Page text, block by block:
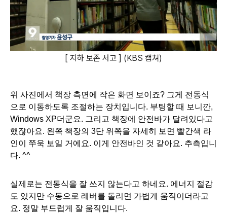
[ 지하 보존 서고 ] (KBS 캡쳐)
위 사진에서 책장 측면에 작은 화면 보이죠? 그게 전동식
으로 이동하도록 조절하는 장치입니다. 부팅할 때 보니깐,
Windows XP더군요. 그리고 책장에 안전바가 달려있다고
했잖아요. 왼쪽 책장의 3단 위쪽을 자세히 보면 빨간색 라
인이 쭈욱 보일 거에요. 이게 안전바인 것 같아요. 추측입니
다. ^^
실제로는 전동식을 잘 쓰지 않는다고 하네요. 에너지 절감
도 있지만 수동으로 레버를 돌리면 가볍게 움직이더라고
요. 정말 부드럽게 잘 움직입니다.